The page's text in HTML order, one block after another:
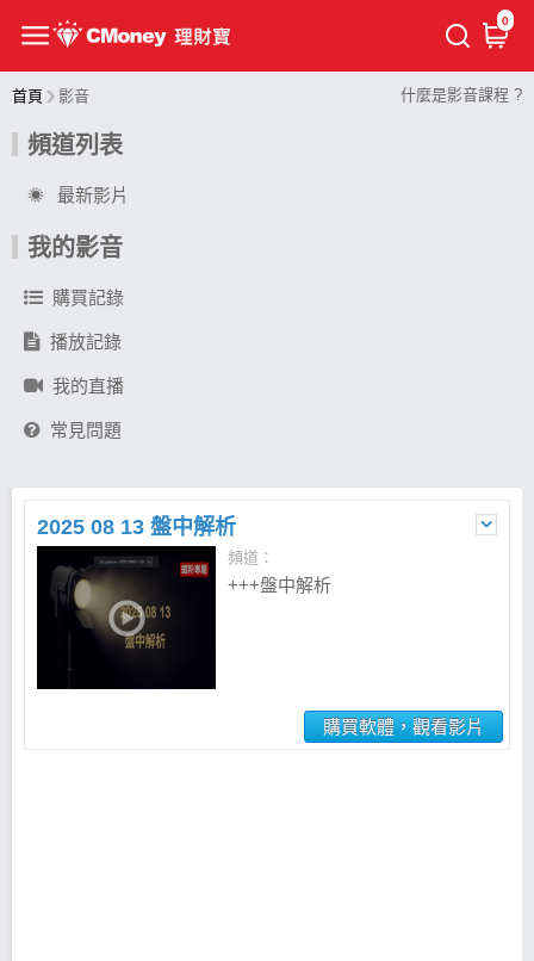
0
首頁 影音 什麼是影音課程 ?
頻道列表
最新影片
我的影音
購買記錄
播放記錄
我的直播
常見問題
2025 08 13 盤中解析
頻道：
+++盤中解析
購買軟體，觀看影片